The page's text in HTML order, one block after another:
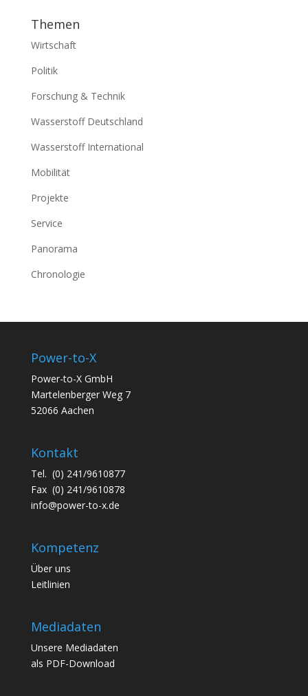
Themen
Wirtschaft
Politik
Forschung & Technik
Wasserstoff Deutschland
Wasserstoff International
Mobilität
Projekte
Service
Panorama
Chronologie
Power-to-X
Power-to-X GmbH
Martelenberger Weg 7
52066 Aachen
Kontakt
Tel. (0) 241/9610877
Fax (0) 241/9610878
info@power-to-x.de
Kompetenz
Über uns
Leitlinien
Mediadaten
Unsere Mediadaten
als PDF-Download